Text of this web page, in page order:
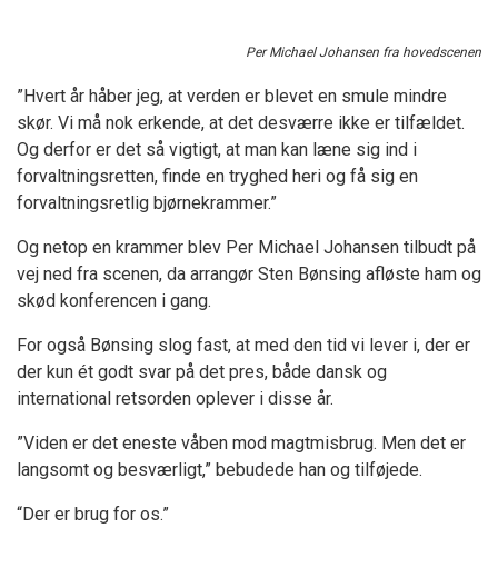
Per Michael Johansen fra hovedscenen
”Hvert år håber jeg, at verden er blevet en smule mindre
skør. Vi må nok erkende, at det desværre ikke er tilfældet.
Og derfor er det så vigtigt, at man kan læne sig ind i
forvaltningsretten, finde en tryghed heri og få sig en
forvaltningsretlig bjørnekrammer.”
Og netop en krammer blev Per Michael Johansen tilbudt på
vej ned fra scenen, da arrangør Sten Bønsing afløste ham og
skød konferencen i gang.
For også Bønsing slog fast, at med den tid vi lever i, der er
der kun ét godt svar på det pres, både dansk og
international retsorden oplever i disse år.
”Viden er det eneste våben mod magtmisbrug. Men det er
langsomt og besværligt,” bebudede han og tilføjede.
“Der er brug for os.”